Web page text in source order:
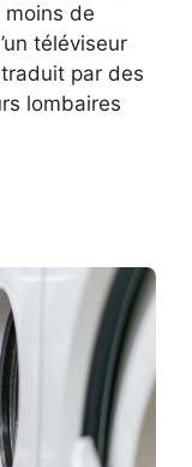
de
téléviseur
par des
lombaires